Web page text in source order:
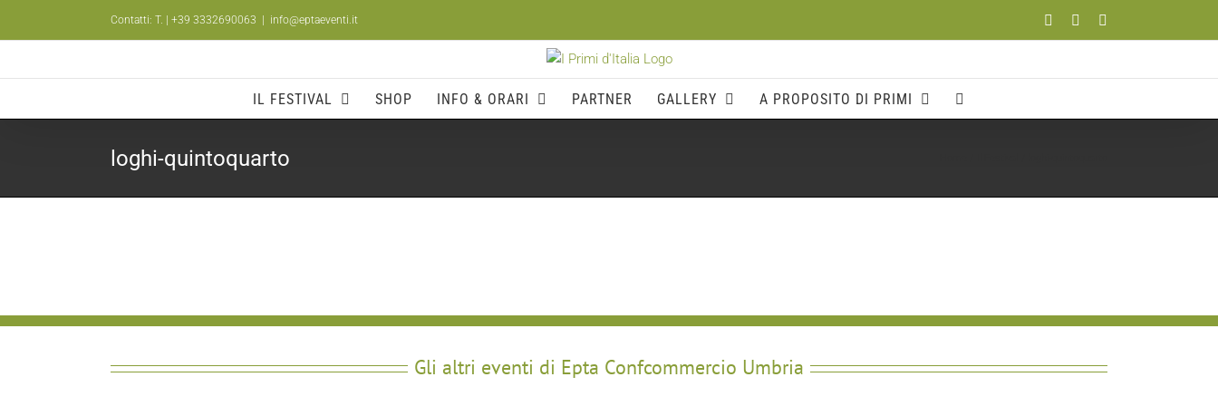
Contatti: T. | +39 3332690063 info@eptaeventi.it FacebookYouTube
IL FESTIVAL SHOP INFO & ORARI PARTNER GALLERY A PROPOSITO DI PRIMI
loghi-quintoquarto
Gli altri eventi di Epta Confcommercio Umbria